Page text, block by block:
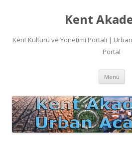
Kent
Kent Kültürü ve Yönetimi Portalı |
Portal
Menü